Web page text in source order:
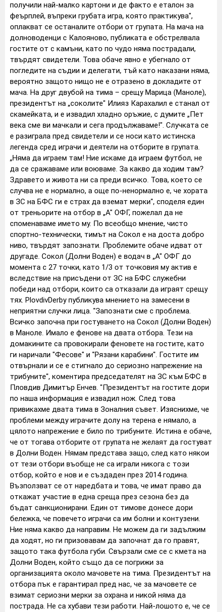
получили най-малко картони и де факто е еталон за
феърплей, въпреки грубата игра, която практикува",
оплакват се останалите отбори от групата. На мача на
долноводенци с Калояново, публиката е обстрелвала
гостите от с камъни, като по чудо няма пострадали,
твърдят свидетели. Това обаче явно е убегнало от
погледите на съдии и делегати, тъй като наказани няма,
вероятно защото нищо не е отразено в докладите от
мача. На друг двубой на тима – срещу Марица (Маноле),
президентът на „соколите" Илияз Карахалил е станал от
скамейката, и е извадил хладно оръжие, с думите „Пет
века сме ви мачкали и сега продължаваме!". Случката се
е разиграла пред свидетели и се носи като истинска
легенда сред играчи и деятели на отборите в групата.
„Няма да играем там! Ние искаме да играем футбол, не
да се сражаваме или воюваме. За какво да ходим там?
Здравето и живота ни са преди всичко. Това, което се
случва не е нормално, а още по-ненормално е, че хората
в ЗС на БФС ги е страх да вземат мерки", споделя един
от треньорите на отбор в „А" ОФГ, пожелал да не
споменаваме името му. По всеобщо мнение, чисто
спортно-технически, тимът на Сокол е на доста добро
ниво, твърдят запознати. Проблемите обаче идват от
другаде. Сокол (Долни Воден) е водач в „А" ОФГ до
момента с 27 точки, като 1/3 от точковия му актив е
вследствие на присъдени от ЗС на БФС служебни
победи над отбори, които са отказали да играят срещу
тях. PlovdivDerby публикува мнението на замесени в
неприятни случки лица. "Запознати сме с проблема.
Всичко започна при гостуването на Сокол (Долни Воден)
в Маноле. Имало е фенове на двата отбора. Тези на
домакините са провокирали феновете на гостите, като
ги наричали "Фесове" и "Рязани карабини". Гостите им
отвърнали и се е стигнало до сериозно напрежение на
трибуните", коментира председателят на ЗС към БФС в
Пловдив Димитър Енчев. "Президентът на гостите дори
по наша информация е извадил нож. След това
привикахме двата тима в Зоналния съвет. Изяснихме, че
проблеми между играчите долу на терена е нямало, а
цялото напрежение е било по трибуните. Истина е обаче,
че от тогава отборите от групата не желаят да гостуват
в Долни Воден. Нямам представа защо, след като някои
от тези отбори въобще не са играли никога с този
отбор, който е нов и е създаден през 2014 година.
Възползват се от наредбата и това, че имат право да
откажат участие в една среща през сезона без да
бъдат санкционирани. Един от тимове донесе дори
бележка, че повечето играчи са им болни и контузени.
Ние няма какво да направим. Не можем да ги задължим
да ходят, но ги призовавам да започнат да го правят,
защото така футбола губи. Свързали сме се с кмета на
Долни Воден, който също да се погрижи за
организацията около мачовете на тима. Президентът на
отбора пък е гарантирал пред нас, че за мачовете се
взимат сериозни мерки за охрана и никой няма да
пострада. Не са хубави тези работи. Най-лошото е, че се